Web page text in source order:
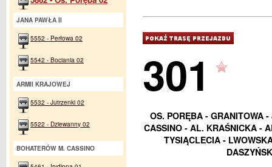
301
OS. PORĘBA - GRANITOWA
CASSINO - AL. KRAŚNICKA -
TYSIĄCLECIA -
JANA PAWŁA II
5552 - Perłowa 02
5542 - Bociania 02
ARMII KRAJOWEJ
5532 - Jutrzenki 02
5522 - Dziewanny 02
BOHATERÓW M. CASSINO